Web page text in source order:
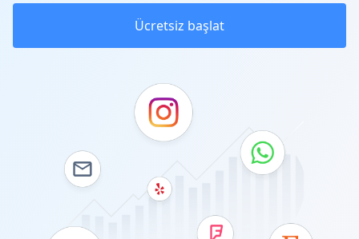
Ücretsiz başlat